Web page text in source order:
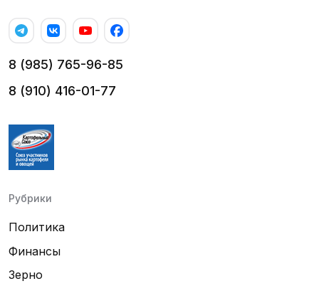
8 (985) 765-96-85
8 (910) 416-01-77
Рубрики
Политика
Финансы
Зерно